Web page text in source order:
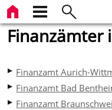
Finanzämter
Finanzamt Aurich-
Finanzamt Bad
Finanzamt